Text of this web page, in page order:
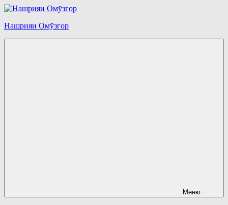
Перейти
содержимому
Нашрияи Омӯзгор
Меню